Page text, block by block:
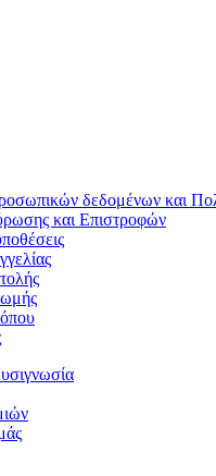
δεδομένων και
και Επιστροφών